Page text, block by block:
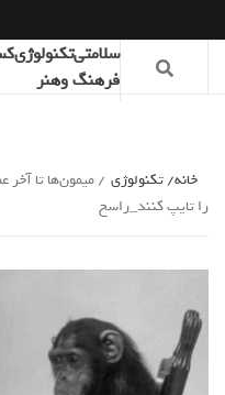
سلامتیتکنولوژی
فرهنگ وهنر
خانه تکنولوژی
میمون‌ها تا آخر
را تایپ کنند_راسخ